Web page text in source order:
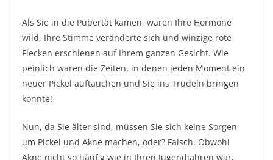
Als Sie in die Pubertät kamen, waren Ihre Hormone
wild, Ihre Stimme veränderte sich und winzige rote
Flecken erschienen auf Ihrem ganzen Gesicht. Wie
peinlich waren die Zeiten, in denen jeden Moment ein
neuer Pickel auftauchen und Sie ins Trudeln bringen
konnte!
Nun, da Sie älter sind, müssen Sie sich keine Sorgen
um Pickel und Akne machen, oder? Falsch. Obwohl
Akne nicht so häufig wie in Ihren Jugendjahren war,